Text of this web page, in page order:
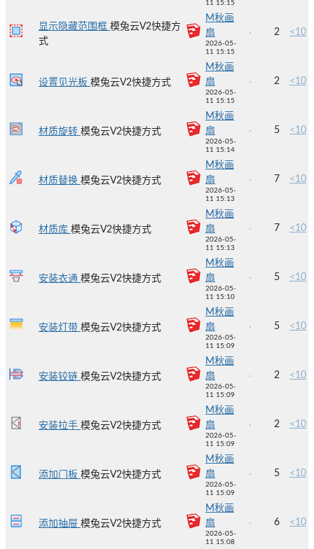
11 15:15
显示隐藏范围框 模兔云V2快捷方
式
M秋画
扇
2026-05-
11 15:15
2 <10
设置见光板 模兔云V2快捷方式
M秋画
扇
2026-05-
11 15:15
2 <10
材质旋转 模兔云V2快捷方式
M秋画
扇
2026-05-
11 15:14
5 <10
材质替换 模兔云V2快捷方式
M秋画
扇
2026-05-
11 15:13
7 <10
材质库 模兔云V2快捷方式
M秋画
扇
2026-05-
11 15:13
7 <10
安装衣通 模兔云V2快捷方式
M秋画
扇
2026-05-
11 15:10
5 <10
安装灯带 模兔云V2快捷方式
M秋画
扇
2026-05-
11 15:09
5 <10
安装铰链 模兔云V2快捷方式
M秋画
扇
2026-05-
11 15:09
2 <10
安装拉手 模兔云V2快捷方式
M秋画
扇
2026-05-
11 15:09
2 <10
添加门板 模兔云V2快捷方式
M秋画
扇
2026-05-
11 15:09
5 <10
添加抽屉 模兔云V2快捷方式
M秋画
扇
2026-05-
11 15:08
6 <10